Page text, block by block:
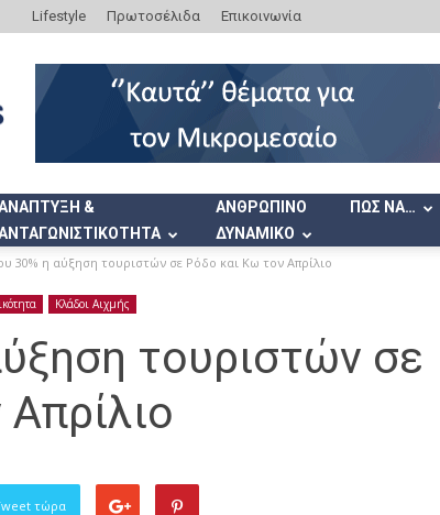
Lifestyle Πρωτοσέλιδα Επικοινωνία
&
ΑΝΘΡΩΠΙΝΟ
ΔΥΝΑΜΙΚΟ
ΠΩΣ ΝΑ…
30% η αύξηση τουριστών σε Ρόδο και Κω τον Απρίλιο
Κλάδοι Αιχμής
τουριστών σε
τώρα